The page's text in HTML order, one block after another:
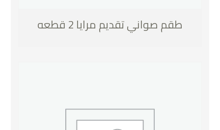
طقم صواني تقديم مرايا 2 قطعه